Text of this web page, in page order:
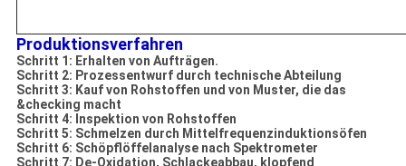
Produktionsverfahren
Schritt 1: Erhalten von Aufträgen.
Schritt 2: Prozessentwurf durch technische Abteilung
Schritt 3: Kauf von Rohstoffen und von Muster, die das
&checking macht
Schritt 4: Inspektion von Rohstoffen
Schritt 5: Schmelzen durch Mittelfrequenzinduktionsöfen
Schritt 6: Schöpflöffelanalyse nach Spektrometer
Schritt 7: De-Oxidation, Schlackeabbau, klopfend